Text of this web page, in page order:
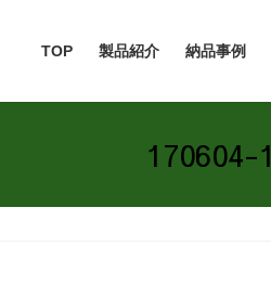
TOP 製品紹介 納品事例
170604-1